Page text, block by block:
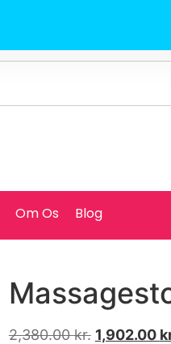
Om Os Blog
2,380.00kr. 1,902.00